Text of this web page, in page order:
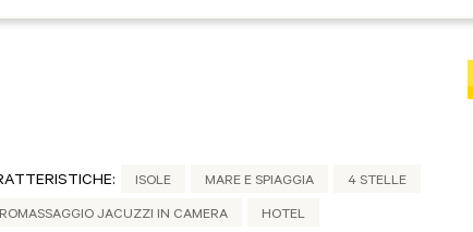
ISOLE MARE E SPIAGGIA 4 STELLE
JACUZZI IN CAMERA HOTEL